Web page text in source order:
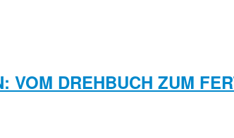
VOM DREHBUCH ZUM